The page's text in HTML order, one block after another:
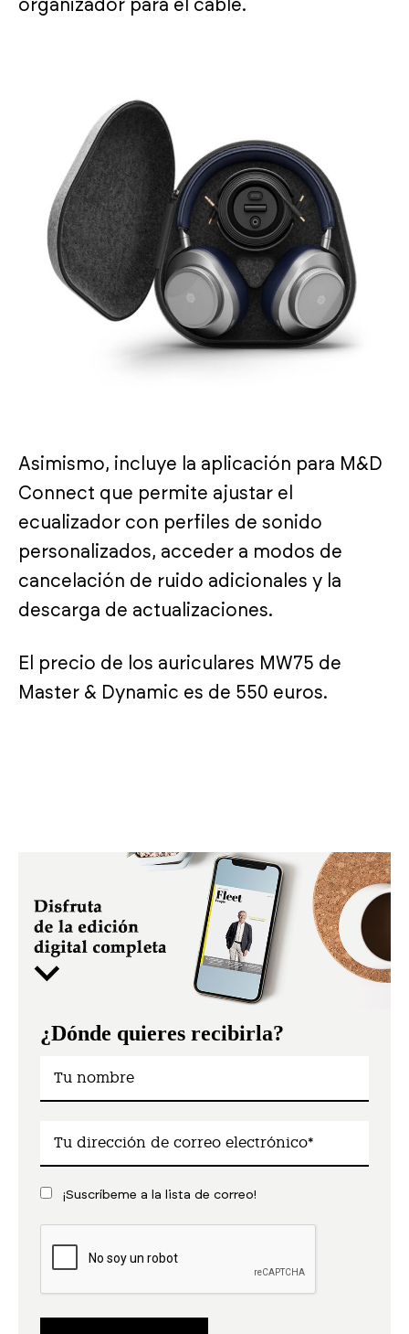
organizador para el cable.
Asimismo, incluye la aplicación para M&D
Connect que permite ajustar el
ecualizador con perfiles de sonido
personalizados, acceder a modos de
cancelación de ruido adicionales y la
descarga de actualizaciones.
El precio de los auriculares MW75 de
Master & Dynamic es de 550 euros.
¿Dónde quieres recibirla?
¡Suscríbeme a la lista de correo!